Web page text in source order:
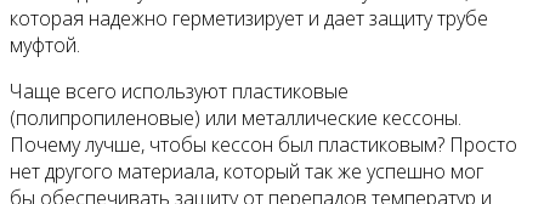
которая надежно герметизирует и дает защиту трубе
муфтой.
Чаще всего используют пластиковые
(полипропиленовые) или металлические кессоны.
Почему лучше, чтобы кессон был пластиковым? Просто
нет другого материала, который так же успешно мог
бы обеспечивать защиту от перепадов температур и